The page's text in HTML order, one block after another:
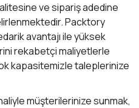
ve sipariş adedine
Packtory
avantajı ile yüksek
rekabetçi maliyetlerle
kapasitemizle taleplerinize
müşterilerinize sunmak,